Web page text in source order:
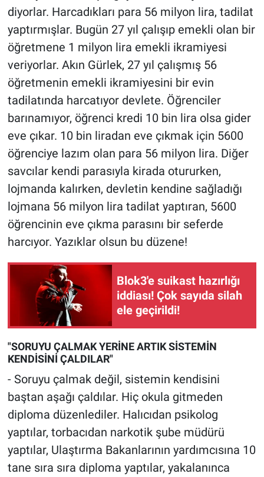
diyorlar. Harcadıkları para 56 milyon lira, tadilat
yaptırmışlar. Bugün 27 yıl çalışıp emekli olan bir
öğretmene 1 milyon lira emekli ikramiyesi
veriyorlar. Akın Gürlek, 27 yıl çalışmış 56
öğretmenin emekli ikramiyesini bir evin
tadilatında harcatıyor devlete. Öğrenciler
barınamıyor, öğrenci kredi 10 bin lira olsa gider
eve çıkar. 10 bin liradan eve çıkmak için 5600
öğrenciye lazım olan para 56 milyon lira. Diğer
savcılar kendi parasıyla kirada otururken,
lojmanda kalırken, devletin kendine sağladığı
lojmana 56 milyon lira tadilat yaptıran, 5600
öğrencinin eve çıkma parasını bir seferde
harcıyor. Yazıklar olsun bu düzene!
Blok3'e suikast hazırlığı
iddiası! Çok sayıda silah
ele geçirildi!
"SORUYU ÇALMAK YERİNE ARTIK SİSTEMİN
KENDİSİNİ ÇALDILAR"
- Soruyu çalmak değil, sistemin kendisini
baştan aşağı çaldılar. Hiç okula gitmeden
diploma düzenlediler. Halıcıdan psikolog
yaptılar, torbacıdan narkotik şube müdürü
yaptılar, Ulaştırma Bakanlarının yardımcısına 10
tane sıra sıra diploma yaptılar, yakalanınca